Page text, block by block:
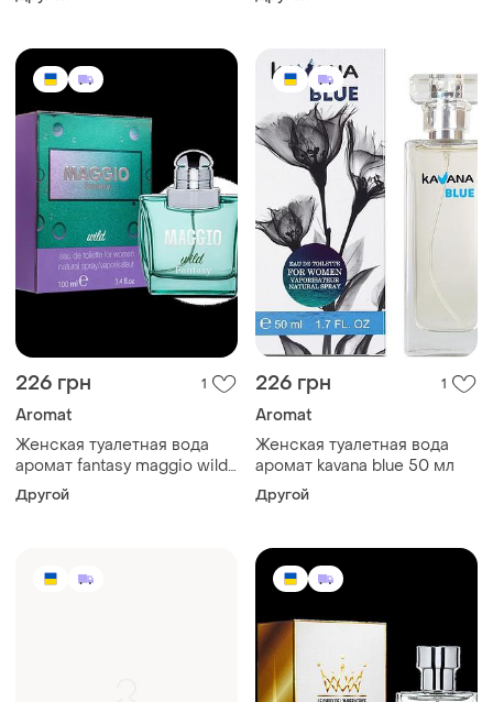
226 грн 1
Aromat
Женская туалетная вода
аромат fantasy maggio wild
100 мл
Другой
226 грн 1
Aromat
Женская туалетная вода
аромат kavana blue 50 мл
Другой